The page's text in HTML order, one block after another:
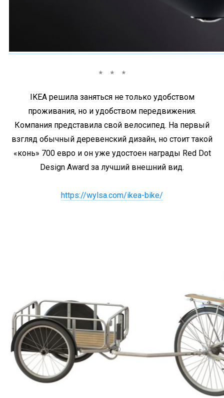
IKEA решила заняться не только удобством
проживания, но и удобством передвижения.
Компания представила свой велосипед. На первый
взгляд обычный деревенский дизайн, но стоит такой
«конь» 700 евро и он уже удостоен награды Red Dot
Design Award за лучший внешний вид.
https://wylsa.com/ikea-bike/